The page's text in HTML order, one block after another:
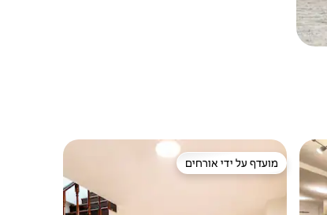
מועדף על ידי אורחים
מועדף על ידי אורחים